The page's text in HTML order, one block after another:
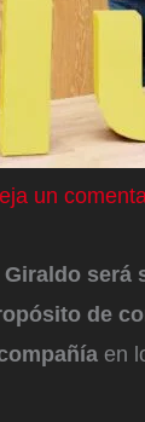
un
será
de
en